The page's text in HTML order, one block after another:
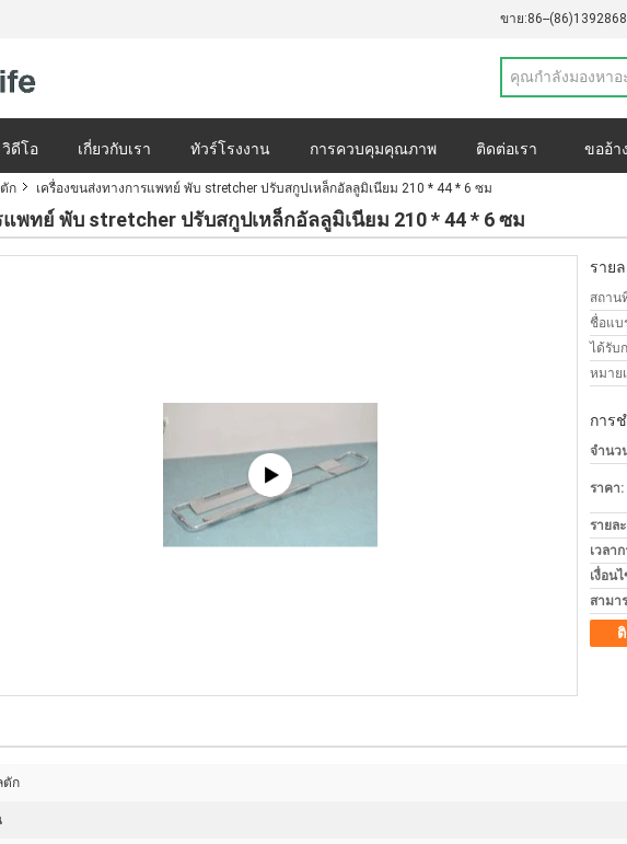
ขาย:86--
วิดีโอ เกี่ยวกับเรา ทัวร์โรงงาน การควบคุมคุณภาพ ติดต่อเรา ขออ้า
นโยบายความเป็นส่วนตัว กรณี
ก เครื่องขนส่งทางการแพทย์ พับ stretcher ปรับสกูปเหล็กอัลลูมิเนียม 210 * 44 * 6 ซม
แพทย์ พับ stretcher ปรับสกูปเหล็กอัลลูมิเนียม 210 * 44 * 6 ซม
ราย
สถาน
ชื่อแบ
ได้รับ
หมาย
การ
จำนว
ราคา:
รายล
เวลา
เงื่อน
สามา
ตัก